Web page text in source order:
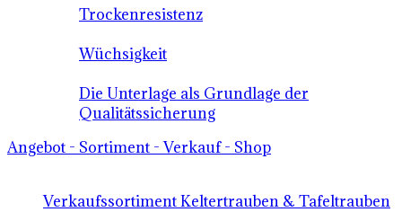
Trockenresistenz
Wüchsigkeit
Die Unterlage als Grundlage der
Qualitätssicherung
Angebot - Sortiment - Verkauf - Shop
Verkaufssortiment Keltertrauben & Tafeltrauben